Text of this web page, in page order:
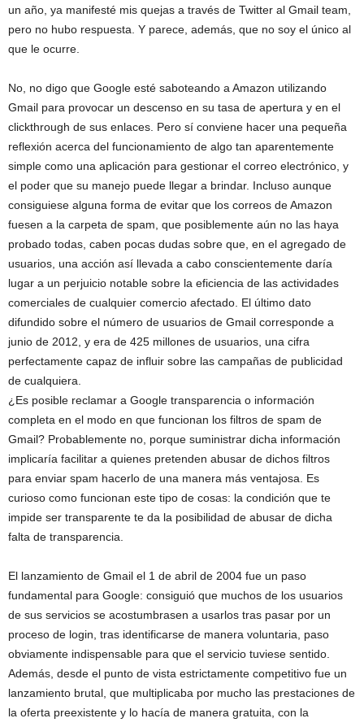
un año, ya manifesté mis quejas a través de Twitter al Gmail team,
pero no hubo respuesta. Y parece, además, que no soy el único al
que le ocurre.
No, no digo que Google esté saboteando a Amazon utilizando
Gmail para provocar un descenso en su tasa de apertura y en el
clickthrough de sus enlaces. Pero sí conviene hacer una pequeña
reflexión acerca del funcionamiento de algo tan aparentemente
simple como una aplicación para gestionar el correo electrónico, y
el poder que su manejo puede llegar a brindar. Incluso aunque
consiguiese alguna forma de evitar que los correos de Amazon
fuesen a la carpeta de spam, que posiblemente aún no las haya
probado todas, caben pocas dudas sobre que, en el agregado de
usuarios, una acción así llevada a cabo conscientemente daría
lugar a un perjuicio notable sobre la eficiencia de las actividades
comerciales de cualquier comercio afectado. El último dato
difundido sobre el número de usuarios de Gmail corresponde a
junio de 2012, y era de 425 millones de usuarios, una cifra
perfectamente capaz de influir sobre las campañas de publicidad
de cualquiera.
¿Es posible reclamar a Google transparencia o información
completa en el modo en que funcionan los filtros de spam de
Gmail? Probablemente no, porque suministrar dicha información
implicaría facilitar a quienes pretenden abusar de dichos filtros
para enviar spam hacerlo de una manera más ventajosa. Es
curioso como funcionan este tipo de cosas: la condición que te
impide ser transparente te da la posibilidad de abusar de dicha
falta de transparencia.
El lanzamiento de Gmail el 1 de abril de 2004 fue un paso
fundamental para Google: consiguió que muchos de los usuarios
de sus servicios se acostumbrasen a usarlos tras pasar por un
proceso de login, tras identificarse de manera voluntaria, paso
obviamente indispensable para que el servicio tuviese sentido.
Además, desde el punto de vista estrictamente competitivo fue un
lanzamiento brutal, que multiplicaba por mucho las prestaciones de
la oferta preexistente y lo hacía de manera gratuita, con la